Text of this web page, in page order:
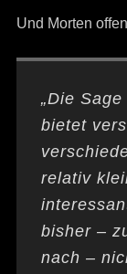
Und Morten
„Die
bietet
relativ
bisher –
nach –